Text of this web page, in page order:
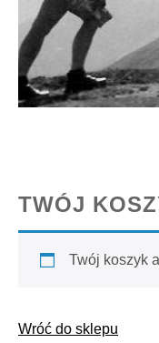
TWÓJ
Twój koszyk
Wróć do sklepu